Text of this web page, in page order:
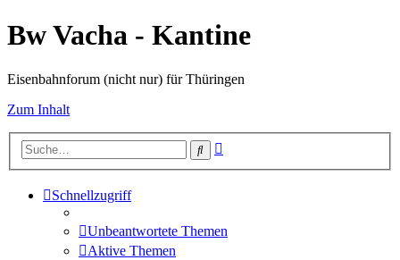
Bw Vacha - Kantine
Eisenbahnforum (nicht nur) für Thüringen
Zum Inhalt
Suche
Schnellzugriff
Unbeantwortete Themen
Aktive Themen